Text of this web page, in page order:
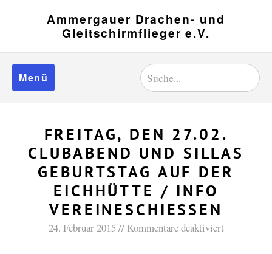
Ammergauer Drachen- und
Gleitschirmflieger e.V.
Menü
FREITAG, DEN 27.02.
CLUBABEND UND SILLAS
GEBURTSTAG AUF DER
EICHHÜTTE / INFO
VEREINESCHIESSEN
24. Februar 2015 Kommentare deaktiviert